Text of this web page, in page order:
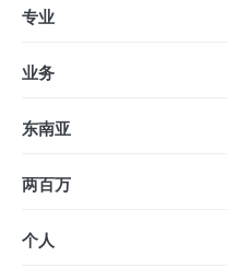
专业
业务
东南亚
两百万
个人